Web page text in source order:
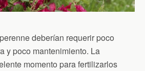
deberían requerir poco
y poco mantenimiento. La
momento para fertilizarlos